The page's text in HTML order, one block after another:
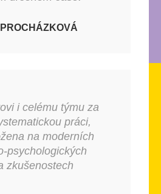
i celému týmu za
práci,
na moderních
psychologických
zkušenostech